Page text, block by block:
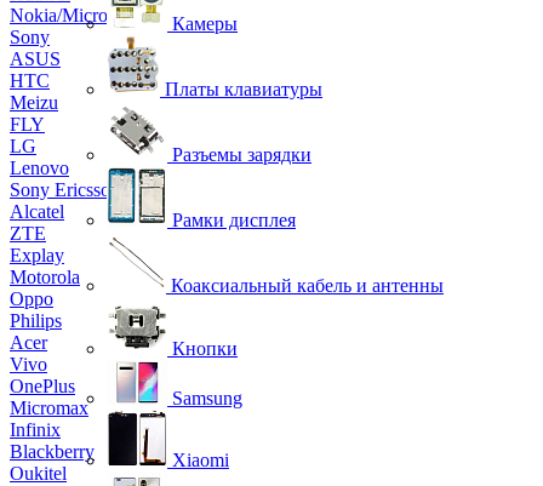
Nokia/Microsoft
Sony
ASUS
HTC
Meizu
FLY
LG
Lenovo
Sony Ericsson
Alcatel
ZTE
Explay
Motorola
Oppo
Philips
Acer
Vivo
OnePlus
Micromax
Infinix
Blackberry
Oukitel
Камеры
Платы клавиатуры
Разъемы зарядки
Рамки дисплея
Коаксиальный кабель и антенны
Кнопки
Samsung
Xiaomi